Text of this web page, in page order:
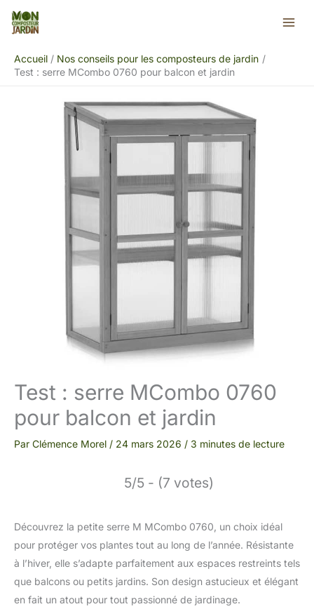
Aller
Accueil
Nos conseils pour les composteurs de jardin
Test : serre MCombo 0760 pour balcon et jardin
Test : serre MCombo 0760
pour balcon et jardin
Par Clémence Morel / 24 mars 2026 / 3 minutes de lecture
5/5 - (7 votes)
Découvrez la petite serre M MCombo 0760, un choix idéal
pour protéger vos plantes tout au long de l’année. Résistante
à l’hiver, elle s’adapte parfaitement aux espaces restreints tels
que balcons ou petits jardins. Son design astucieux et élégant
en fait un atout pour tout passionné de jardinage.
Rechercher